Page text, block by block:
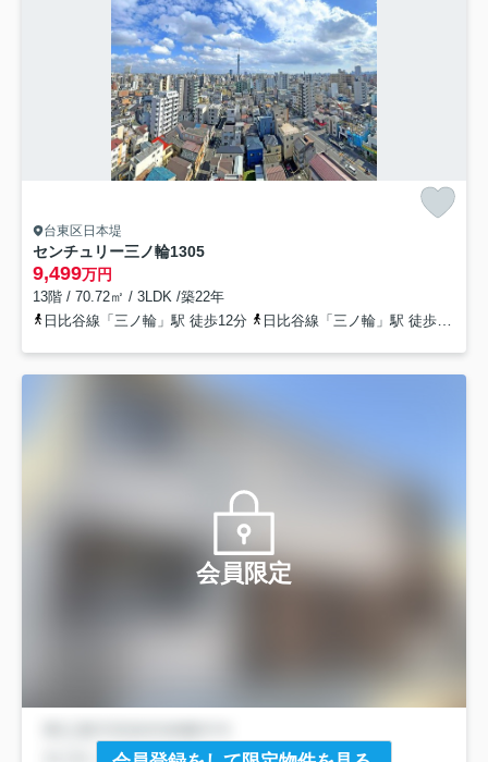
台東区日本堤
センチュリー三ノ輪1305
9,499万円
13階 / 70.72㎡ / 3LDK /築22年
日比谷線「三ノ輪」駅 徒歩12分
日比谷線「三ノ輪」駅 徒歩13分
会員限定